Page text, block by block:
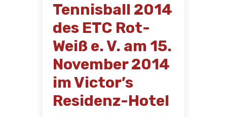
Tennisball 2014
des ETC Rot-
Weiß e. V. am 15.
November 2014
im Victor’s
Residenz-Hotel